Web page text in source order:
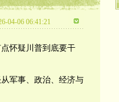
04-06 06:41:21
怀疑川普到底要干
军事、政治、经济与